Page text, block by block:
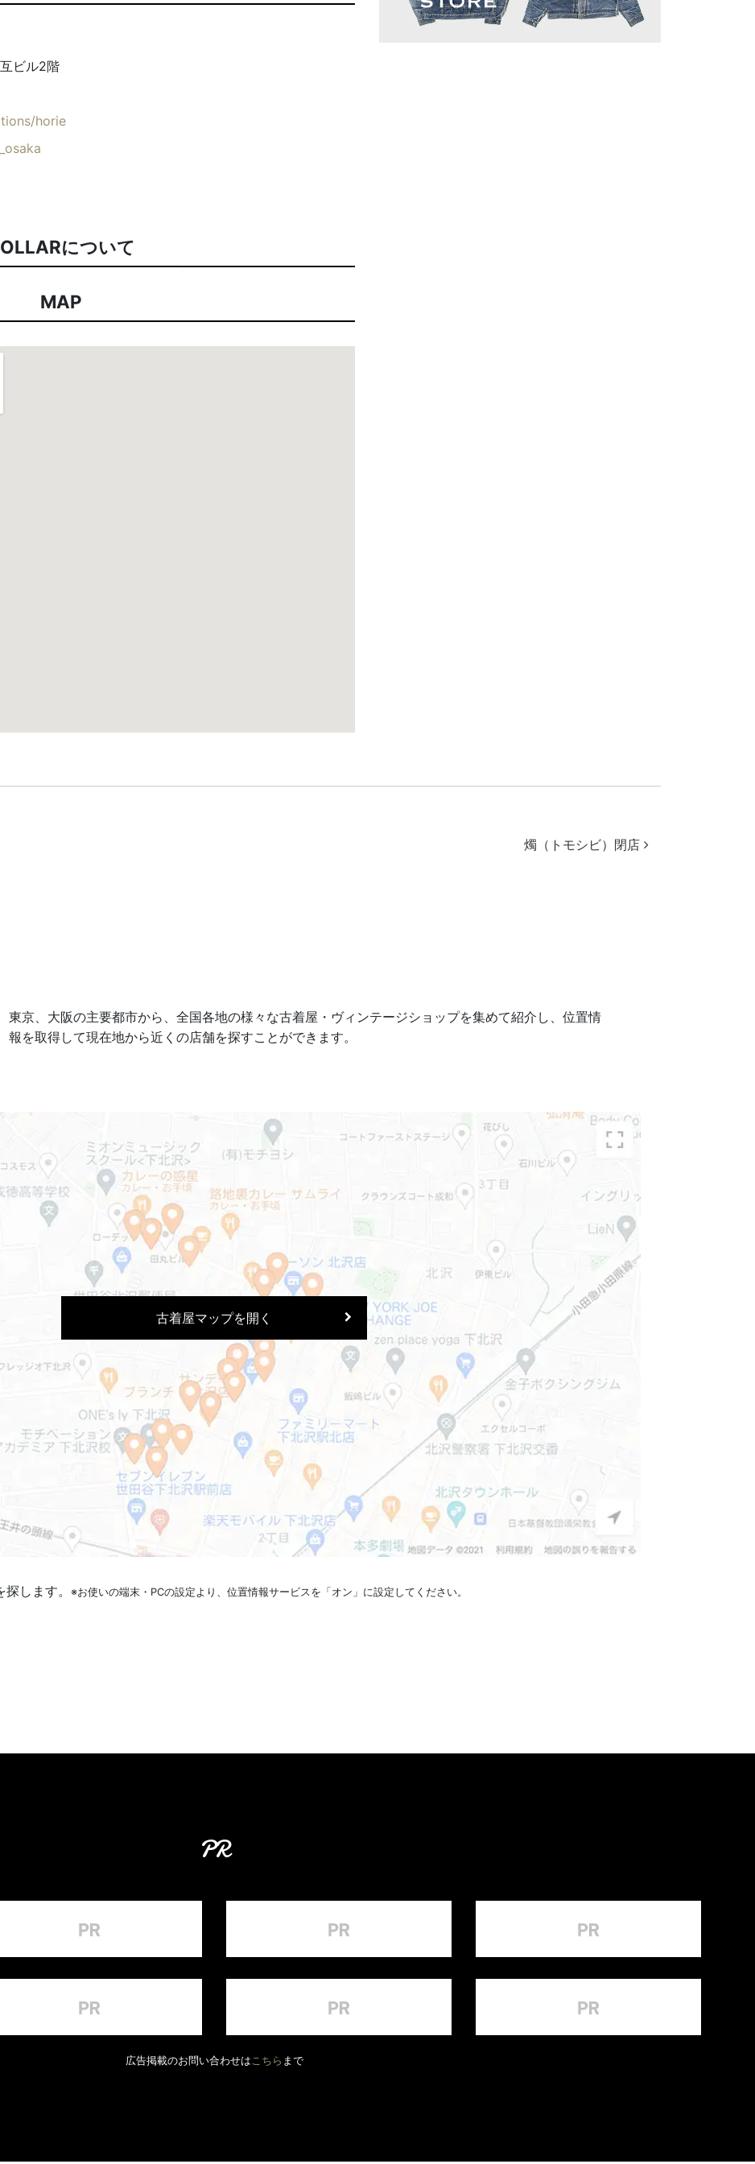
ビル2階
horie
について
MAP
ョン 燭（トモシビ）閉店
東京、大阪の主要都市から、全国各地の様々な古着屋・ヴィンテージショップを集めて紹介し、位置情
報を取得して現在地から近くの店舗を探すことができます。
古着屋マップを開く
します。 ※お使いの端末・PCの設定より、位置情報サービスを「オン」に設定してください。
PR
広告掲載のお問い合わせはこちら まで